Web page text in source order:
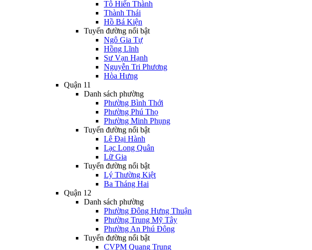
Tô Hiến Thành
Thành Thái
Hồ Bá Kiện
Tuyến đường nổi bật
Ngô Gia Tự
Hồng Lĩnh
Sư Vạn Hạnh
Nguyễn Tri Phương
Hòa Hưng
Quận 11
Danh sách phường
Phường Bình Thới
Phường Phú Thọ
Phường Minh Phụng
Tuyến đường nổi bật
Lê Đại Hành
Lạc Long Quân
Lữ Gia
Tuyến đường nổi bật
Lý Thường Kiệt
Ba Tháng Hai
Quận 12
Danh sách phường
Phường Đông Hưng Thuận
Phường Trung Mỹ Tây
Phường An Phú Đông
Tuyến đường nổi bật
CVPM Quang Trung